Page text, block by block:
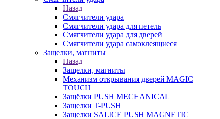
Назад
Смягчители удара
Смягчители удара для петель
Смягчители удара для дверей
Cмягчители удара самоклеящиеся
Защелки, магниты
Назад
Защелки, магниты
Механизм открывания дверей MAGIC
TOUCH
Защёлки PUSH MECHANICAL
Защелки T-PUSH
Защелки SALICE PUSH MAGNETIC